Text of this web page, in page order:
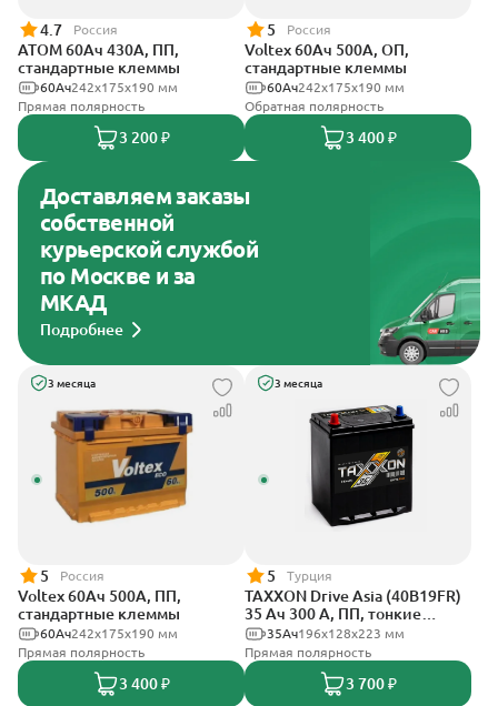
4.7 Россия
АТОМ 60Ач 430А, ПП,
стандартные клеммы
242х175х190 мм
60Ач
Прямая полярность
3 200 ₽
5 Россия
Voltex 60Ач 500А, ОП,
стандартные клеммы
242х175х190 мм
60Ач
Обратная полярность
3 400 ₽
Доставляем заказы
собственной
курьерской службой
по Москве и за
МКАД
Подробнее
3 месяца
5 Россия
Voltex 60Ач 500А, ПП,
стандартные клеммы
242х175х190 мм
60Ач
Прямая полярность
3 400 ₽
3 месяца
5 Турция
TAXXON Drive Asia (40B19FR)
35 Ач 300 А, ПП, тонкие
клеммы196х128х223 мм
35Ач
Прямая полярность
3 700 ₽